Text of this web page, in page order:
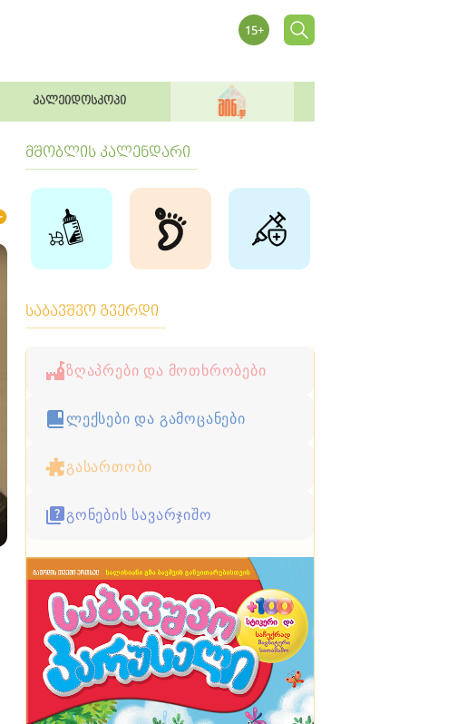
კალეიდოსკოპი
მშობლის კალენდარი
საბავშვო გვერდი
ზღაპრები და მოთხრობები
ლექსები და გამოცანები
გასართობი
გონების სავარჯიშო